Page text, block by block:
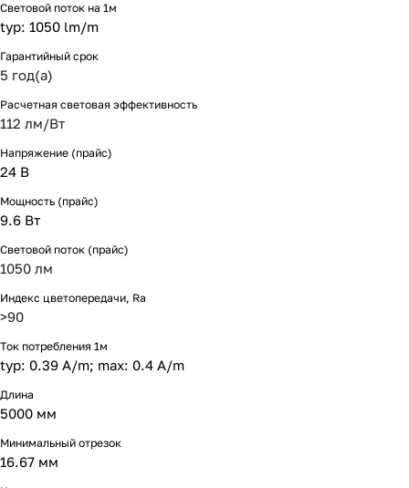
Световой поток на 1м
typ: 1050 lm/m
Гарантийный срок
5 год(а)
Расчетная световая эффективность
112 лм/Вт
Напряжение (прайс)
24 В
Мощность (прайс)
9.6 Вт
Световой поток (прайс)
1050 лм
Индекс цветопередачи, Ra
>90
Ток потребления 1м
typ: 0.39 A/m; max: 0.4 A/m
Длина
5000 мм
Минимальный отрезок
16.67 мм